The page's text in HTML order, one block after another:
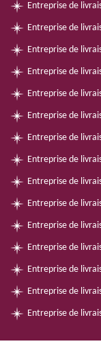
Entreprise de
Entreprise de
Entreprise de
Entreprise de
Entreprise de
Entreprise de
Entreprise de
Entreprise de
Entreprise de
Entreprise de
Entreprise de
Entreprise de
Entreprise de
Entreprise de
Entreprise de